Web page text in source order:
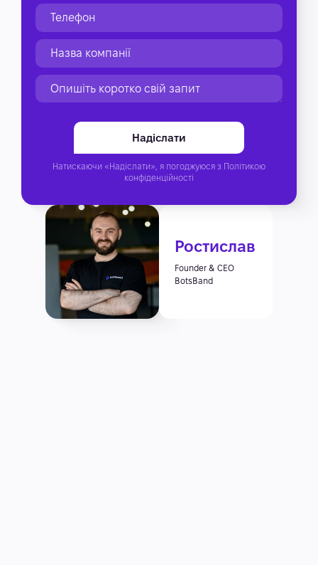
Ростислав
Founder & CEO
BotsBand
Натискаючи «Надіслати», я погоджуюся з Політикою
конфіденційності